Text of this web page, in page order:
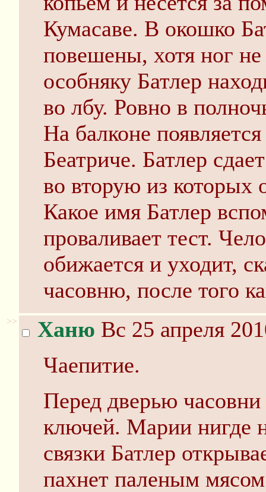
Кумасаве. В окошко
повешены, хотя ног
особняку Батлер
во лбу. Ровно в
На балконе
Беатриче. Батлер
во вторую из которых
Какое имя Батлер
проваливает тест.
обижается и уходит,
часовню, после того
>> Ханю Вс 25 апреля
Чаепитие.
Перед дверью часовни
ключей. Марии нигде
связки Батлер
пахнет паленым